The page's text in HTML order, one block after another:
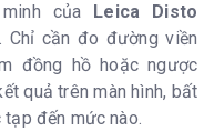
của
Leica Disto
Chỉ cần đo đường viền
đồng hồ hoặc ngược
quả trên màn hình, bất
đến mức nào.